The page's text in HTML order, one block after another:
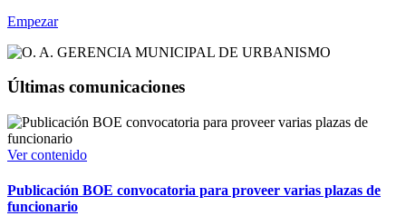
Empezar
Últimas comunicaciones
Ver contenido
Publicación BOE convocatoria para proveer varias plazas de
funcionario